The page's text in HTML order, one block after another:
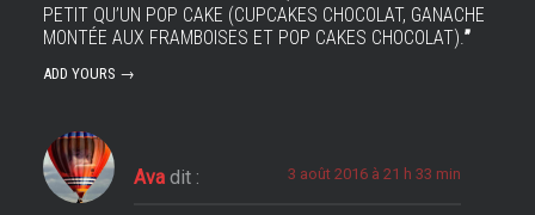
PETIT QU’UN POP CAKE (CUPCAKES CHOCOLAT, GANACHE
MONTÉE AUX FRAMBOISES ET POP CAKES CHOCOLAT). ”
ADD YOURS →
Ava dit : 3 août 2016 à 21 h 33 min